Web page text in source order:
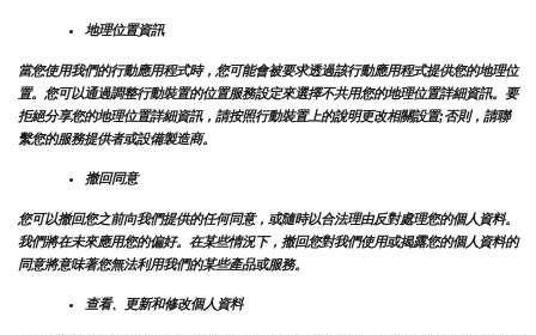
地理位置資訊
當您使用我們的行動應用程式時，您可能會被要求透過該行動應用程式提供您的地理位
置。您可以通過調整行動裝置的位置服務設定來選擇不共用您的地理位置詳細資訊。要
拒絕分享您的地理位置詳細資訊，請按照行動裝置上的說明更改相關設置;否則，請聯
繫您的服務提供者或設備製造商。
撤回同意
您可以撤回您之前向我們提供的任何同意，或隨時以合法理由反對處理您的個人資料。
我們將在未來應用您的偏好。在某些情況下，撤回您對我們使用或揭露您的個人資料的
同意將意味著您無法利用我們的某些產品或服務。
查看、更新和修改個人資料